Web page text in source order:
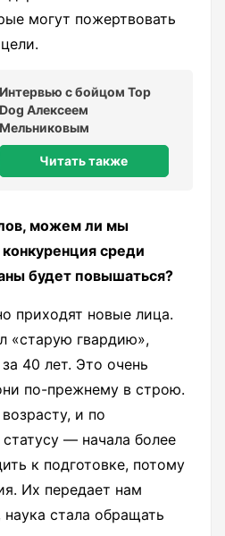
могут пожертвовать
с бойцом Top
Алексеем
Читать также
можем ли мы
среди
будет повышаться?
приходят новые лица.
«старую гвардию»,
40 лет. Это очень
по-прежнему в строю.
и по
— начала более
к подготовке, потому
Их передает нам
стала обращать